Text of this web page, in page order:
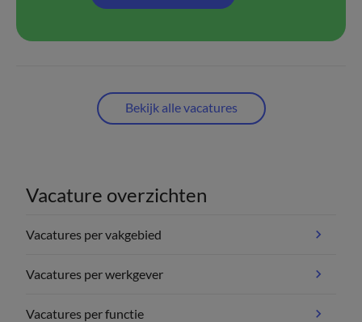
Bekijk alle vacatures
Vacature overzichten
Vacatures per vakgebied
Vacatures per werkgever
Vacatures per functie